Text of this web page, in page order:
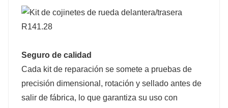
Seguro de calidad
Cada kit de reparación se somete a pruebas de
precisión dimensional, rotación y sellado antes de
salir de fábrica, lo que garantiza su uso con